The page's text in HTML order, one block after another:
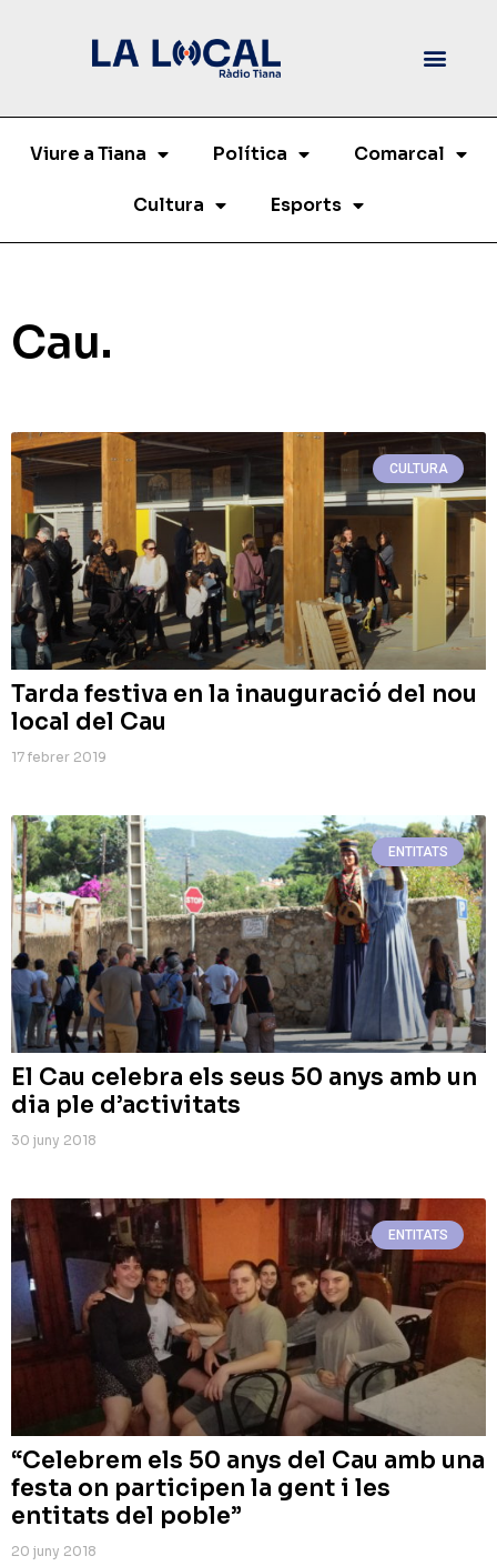
Viure a Tiana Política Comarcal
Cultura Esports
Cau.
CULTURA
Tarda festiva en la inauguració del nou
local del Cau
17 febrer 2019
ENTITATS
El Cau celebra els seus 50 anys amb un
dia ple d’activitats
30 juny 2018
ENTITATS
“Celebrem els 50 anys del Cau amb una
festa on participen la gent i les
entitats del poble”
20 juny 2018